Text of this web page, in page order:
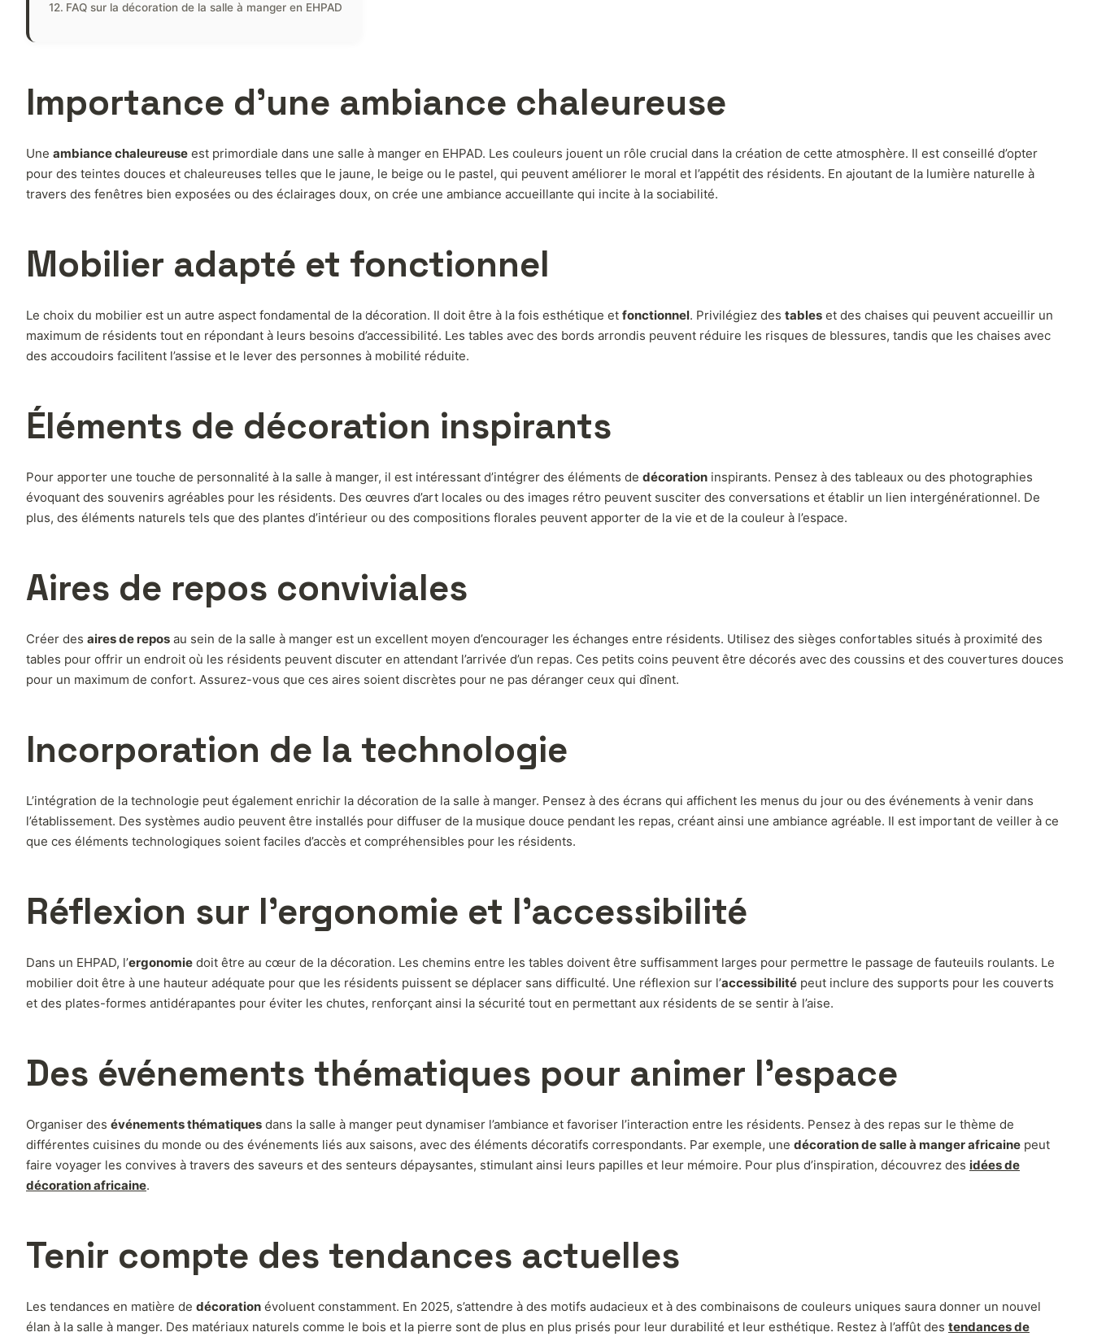
FAQ sur la décoration de la salle à manger en EHPAD
Importance d’une ambiance chaleureuse
Une ambiance chaleureuse est primordiale dans une salle à manger en EHPAD. Les couleurs jouent un rôle crucial dans la création de cette atmosphère. Il est conseillé d’opter
pour des teintes douces et chaleureuses telles que le jaune, le beige ou le pastel, qui peuvent améliorer le moral et l’appétit des résidents. En ajoutant de la lumière naturelle à
travers des fenêtres bien exposées ou des éclairages doux, on crée une ambiance accueillante qui incite à la sociabilité.
Mobilier adapté et fonctionnel
Le choix du mobilier est un autre aspect fondamental de la décoration. Il doit être à la fois esthétique et fonctionnel. Privilégiez des tables et des chaises qui peuvent accueillir un
maximum de résidents tout en répondant à leurs besoins d’accessibilité. Les tables avec des bords arrondis peuvent réduire les risques de blessures, tandis que les chaises avec
des accoudoirs facilitent l’assise et le lever des personnes à mobilité réduite.
Éléments de décoration inspirants
Pour apporter une touche de personnalité à la salle à manger, il est intéressant d’intégrer des éléments de décoration inspirants. Pensez à des tableaux ou des photographies
évoquant des souvenirs agréables pour les résidents. Des œuvres d’art locales ou des images rétro peuvent susciter des conversations et établir un lien intergénérationnel. De
plus, des éléments naturels tels que des plantes d’intérieur ou des compositions florales peuvent apporter de la vie et de la couleur à l’espace.
Aires de repos conviviales
Créer des aires de repos au sein de la salle à manger est un excellent moyen d’encourager les échanges entre résidents. Utilisez des sièges confortables situés à proximité des
tables pour offrir un endroit où les résidents peuvent discuter en attendant l’arrivée d’un repas. Ces petits coins peuvent être décorés avec des coussins et des couvertures douces
pour un maximum de confort. Assurez-vous que ces aires soient discrètes pour ne pas déranger ceux qui dînent.
Incorporation de la technologie
L’intégration de la technologie peut également enrichir la décoration de la salle à manger. Pensez à des écrans qui affichent les menus du jour ou des événements à venir dans
l’établissement. Des systèmes audio peuvent être installés pour diffuser de la musique douce pendant les repas, créant ainsi une ambiance agréable. Il est important de veiller à ce
que ces éléments technologiques soient faciles d’accès et compréhensibles pour les résidents.
Réflexion sur l’ergonomie et l’accessibilité
Dans un EHPAD, l’ergonomie doit être au cœur de la décoration. Les chemins entre les tables doivent être suffisamment larges pour permettre le passage de fauteuils roulants. Le
mobilier doit être à une hauteur adéquate pour que les résidents puissent se déplacer sans difficulté. Une réflexion sur l’accessibilité peut inclure des supports pour les couverts
et des plates-formes antidérapantes pour éviter les chutes, renforçant ainsi la sécurité tout en permettant aux résidents de se sentir à l’aise.
Des événements thématiques pour animer l’espace
Organiser des événements thématiques dans la salle à manger peut dynamiser l’ambiance et favoriser l’interaction entre les résidents. Pensez à des repas sur le thème de
différentes cuisines du monde ou des événements liés aux saisons, avec des éléments décoratifs correspondants. Par exemple, une décoration de salle à manger africaine peut
faire voyager les convives à travers des saveurs et des senteurs dépaysantes, stimulant ainsi leurs papilles et leur mémoire. Pour plus d’inspiration, découvrez des idées de
décoration africaine.
Tenir compte des tendances actuelles
Les tendances en matière de décoration évoluent constamment. En 2025, s’attendre à des motifs audacieux et à des combinaisons de couleurs uniques saura donner un nouvel
élan à la salle à manger. Des matériaux naturels comme le bois et la pierre sont de plus en plus prisés pour leur durabilité et leur esthétique. Restez à l’affût des tendances de